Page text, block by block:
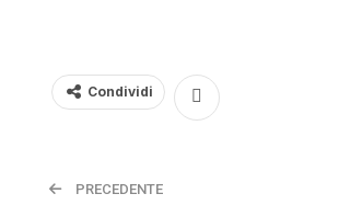
Condividi
PRECEDENTE